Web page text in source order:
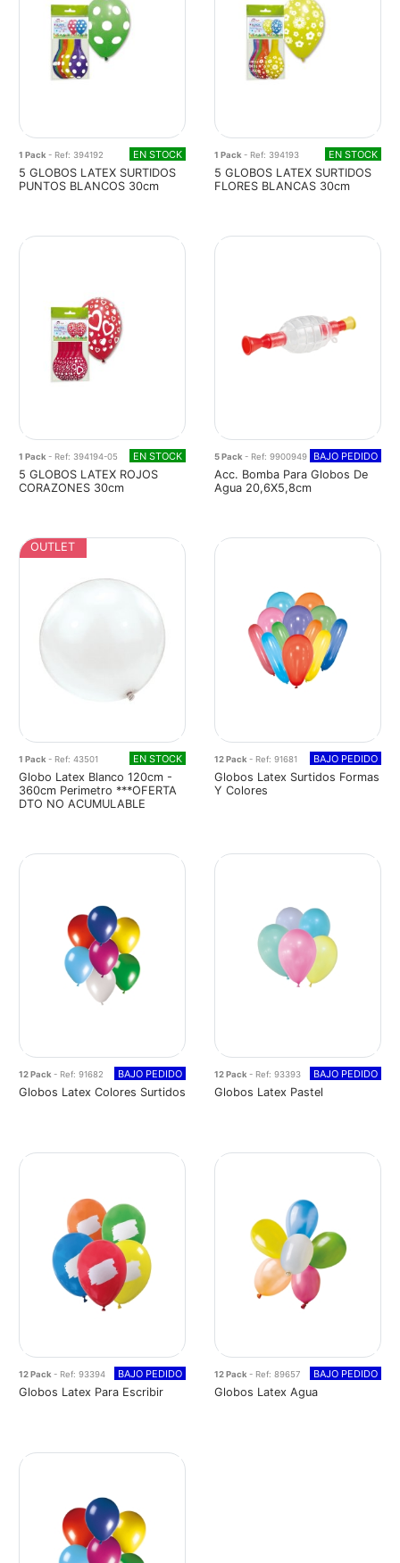
1 Pack - Ref: 394192 EN STOCK
5 GLOBOS LATEX SURTIDOS
PUNTOS BLANCOS 30cm
1 Pack - Ref: 394193 EN STOCK
5 GLOBOS LATEX SURTIDOS
FLORES BLANCAS 30cm
1 Pack- Ref: 394194-05 EN STOCK
5 GLOBOS LATEX ROJOS
CORAZONES 30cm
5 Pack- Ref: 9900949 BAJO PEDIDO
Acc. Bomba Para Globos De
Agua 20,6X5,8cm
OUTLET
1 Pack - Ref: 43501 EN STOCK
Globo Latex Blanco 120cm -
360cm Perimetro ***OFERTA
DTO NO ACUMULABLE
12 Pack - Ref: 91681 BAJO PEDIDO
Globos Latex Surtidos Formas
Y Colores
12 Pack- Ref: 91682 BAJO PEDIDO
Globos Latex Colores Surtidos
12 Pack- Ref: 93393 BAJO PEDIDO
Globos Latex Pastel
12 Pack - Ref: 93394 BAJO PEDIDO
Globos Latex Para Escribir
12 Pack - Ref: 89657 BAJO PEDIDO
Globos Latex Agua